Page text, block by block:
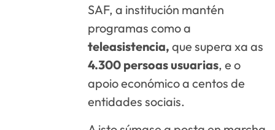
SAF, a institución mantén
programas como a
teleasistencia,que supera xa as
4.300 persoas usuarias, e o
apoio económico a centos de
entidades sociais.